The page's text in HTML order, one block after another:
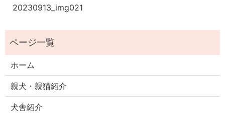
20230913_img021
ホーム
親犬・親猫紹介
犬舎紹介